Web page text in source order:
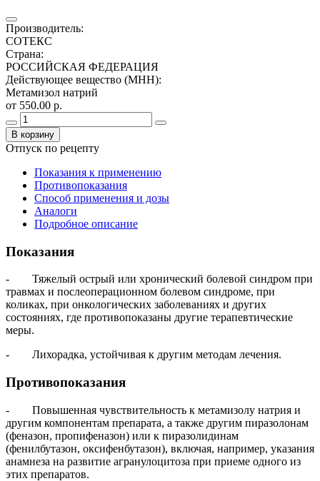
Производитель:
СОТЕКС
Страна:
РОССИЙСКАЯ ФЕДЕРАЦИЯ
Действующее вещество (МНН):
Метамизол натрий
от 550.00 р.
В корзину
Отпуск по рецепту
Показания к применению
Противопоказания
Способ применения и дозы
Аналоги
Подробное описание
Показания
- Тяжелый острый или хронический болевой синдром при
травмах и послеоперационном болевом синдроме, при
коликах, при онкологических заболеваниях и других
состояниях, где противопоказаны другие терапевтические
меры.
- Лихорадка, устойчивая к другим методам лечения.
Противопоказания
- Повышенная чувствительность к метамизолу натрия и
другим компонентам препарата, а также другим пиразолонам
(феназон, пропифеназон) или к пиразолидинам
(фенилбутазон, оксифенбутазон), включая, например, указания
анамнеза на развитие агранулоцитоза при приеме одного из
этих препаратов.